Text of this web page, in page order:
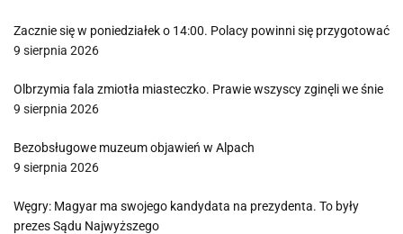
Zacznie się w poniedziałek o 14:00. Polacy powinni się przygotować
9 sierpnia 2026
Olbrzymia fala zmiotła miasteczko. Prawie wszyscy zginęli we śnie
9 sierpnia 2026
Bezobsługowe muzeum objawień w Alpach
9 sierpnia 2026
Węgry: Magyar ma swojego kandydata na prezydenta. To były
prezes Sądu Najwyższego